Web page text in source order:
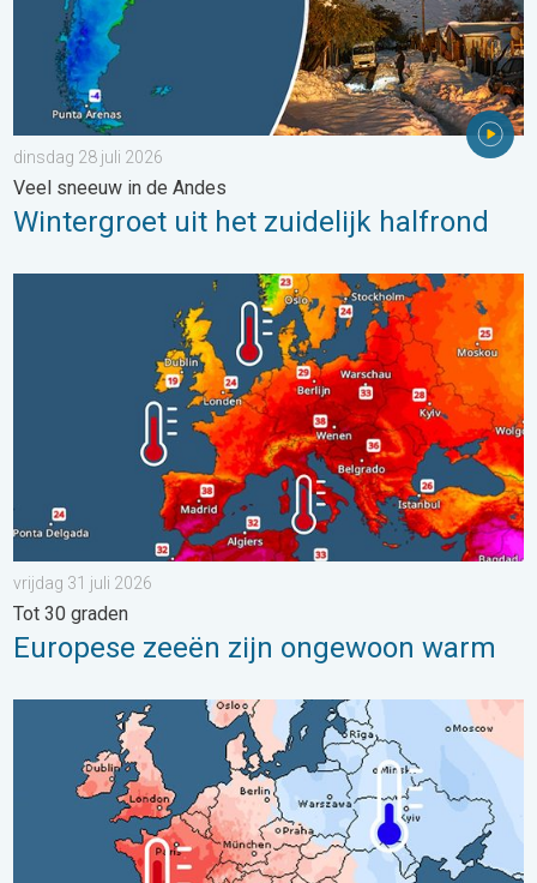
dinsdag 28 juli 2026
Veel sneeuw in de Andes
Wintergroet uit het zuidelijk halfrond
Europese zeeën zijn ongewoon warm. Tot 30 graden. . .
vrijdag 31 juli 2026
Tot 30 graden
Europese zeeën zijn ongewoon warm
Grote weersverschillen in juli. Tweedeling Europa. . .